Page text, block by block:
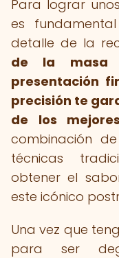
Para lograr
es
detalle de la
de la masa
presentación
precisión te
de los
combinación
técnicas
obtener el
este icónico
Una vez que
para ser